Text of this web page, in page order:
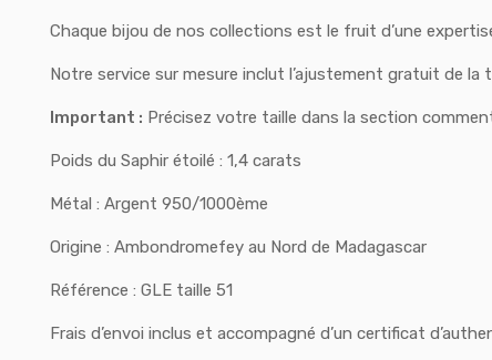
Chaque bijou de nos collections est le fruit d’une
Notre service sur mesure inclut l’ajustement gratuit de
Important : Précisez votre taille dans la section
Poids du Saphir étoilé : 1,4 carats
Métal : Argent 950/1000ème
Origine : Ambondromefey au Nord de Madagascar
Référence : GLE taille 51
Frais d’envoi inclus et accompagné d’un certificat